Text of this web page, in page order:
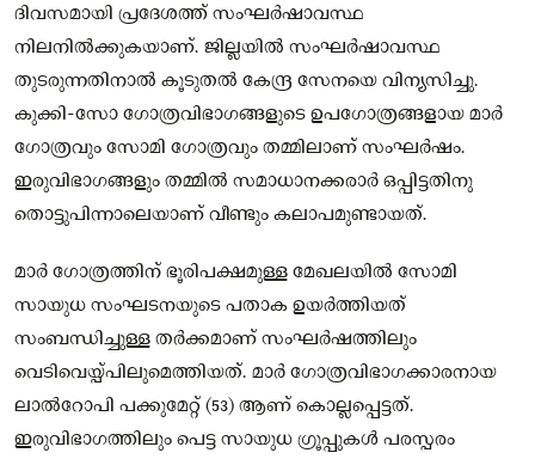
ദിവസമായി പ്രദേശത്ത് സംഘര്‍ഷാവസ്ഥ
നിലനില്‍ക്കുകയാണ്. ജില്ലയില്‍ സംഘര്‍ഷാവസ്ഥ
തുടരുന്നതിനാല്‍ കൂടുതല്‍ കേന്ദ്ര സേനയെ വിന്യസിച്ചു.
കുക്കി-സോ ഗോത്രവിഭാഗങ്ങളുടെ ഉപഗോത്രങ്ങളായ മാര്‍
ഗോത്രവും സോമി ഗോത്രവും തമ്മിലാണ് സംഘര്‍ഷം.
ഇരുവിഭാഗങ്ങളും തമ്മില്‍ സമാധാനക്കരാര്‍ ഒപ്പിട്ടതിനു
തൊട്ടുപിന്നാലെയാണ് വീണ്ടും കലാപമുണ്ടായത്.
മാര്‍ ഗോത്രത്തിന് ഭൂരിപക്ഷമുള്ള മേഖലയില്‍ സോമി
സായുധ സംഘടനയുടെ പതാക ഉയര്‍ത്തിയത്
സംബന്ധിച്ചുള്ള തര്‍ക്കമാണ് സംഘര്‍ഷത്തിലും
വെടിവെയ്പ്പിലുമെത്തിയത്. മാര്‍ ഗോത്രവിഭാഗക്കാരനായ
ലാല്‍റോപി പക്കുമേറ്റ് (53) ആണ് കൊല്ലപ്പെട്ടത്.
ഇരുവിഭാഗത്തിലും പെട്ട സായുധ ഗ്രൂപ്പുകള്‍ പരസ്പരം